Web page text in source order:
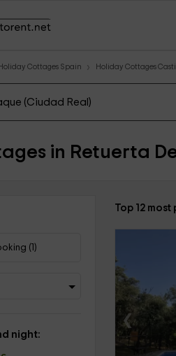
Holiday Cottages Spain Holiday Cottages
in Retuerta
(1)
night:
Top 12
‹